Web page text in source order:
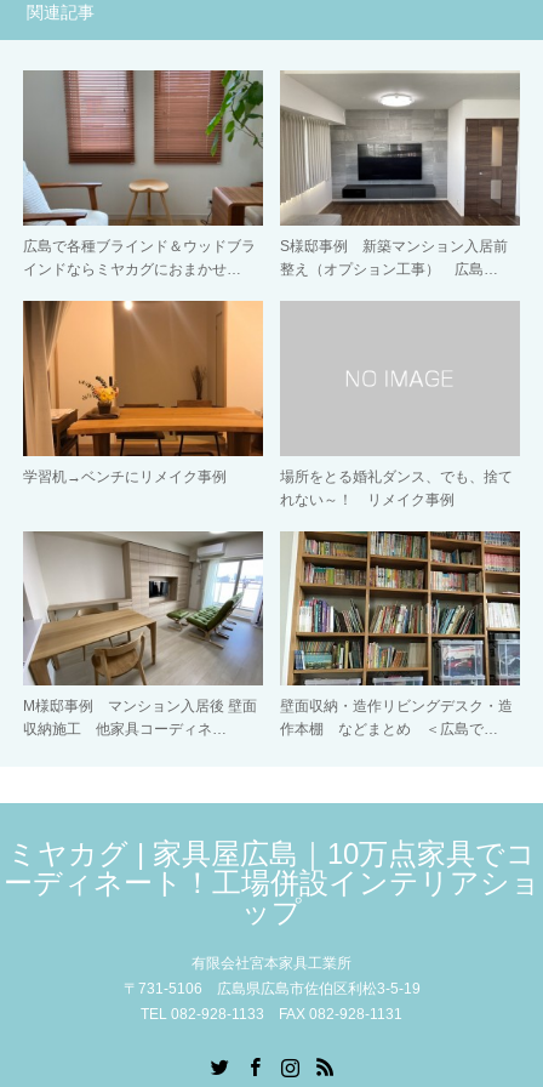
関連記事
広島で各種ブラインド＆ウッドブラ
インドならミヤカグにおまかせ…
S様邸事例 新築マンション入居前
整え（オプション工事） 広島…
学習机→ベンチにリメイク事例
場所をとる婚礼ダンス、でも、捨て
れない～！ リメイク事例
M様邸事例 マンション入居後 壁面
収納施工 他家具コーディネ…
壁面収納・造作リビングデスク・造
作本棚 などまとめ ＜広島で…
ミヤカグ | 家具屋広島｜10万点家具でコ
ーディネート！工場併設インテリアショ
ップ
有限会社宮本家具工業所
〒731-5106 広島県広島市佐伯区利松3-5-19
TEL 082-928-1133 FAX 082-928-1131
RSS